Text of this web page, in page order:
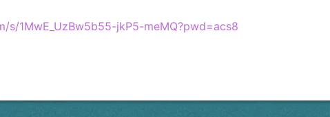
s/1MwE_UzBw5b55-jkP5-meMQ?pwd=acs8